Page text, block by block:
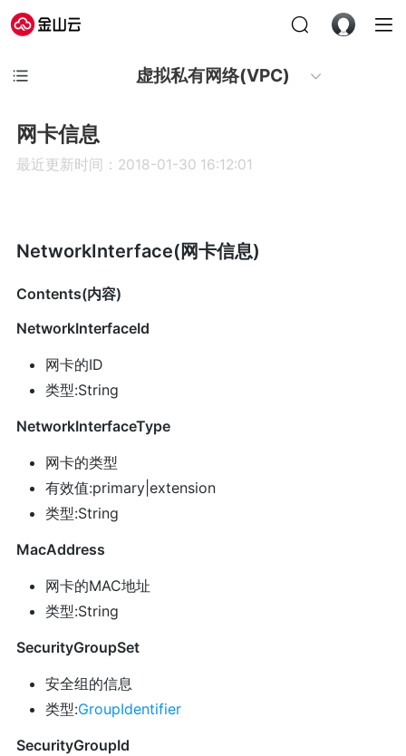
虚拟私有网络(VPC)
网卡信息
最近更新时间：2018-01-30 16:12:01
NetworkInterface(网卡信息)
Contents(内容)
NetworkInterfaceId
网卡的ID
类型:String
NetworkInterfaceType
网卡的类型
有效值:primary|extension
类型:String
MacAddress
网卡的MAC地址
类型:String
SecurityGroupSet
安全组的信息
类型:GroupIdentifier
SecurityGroupId